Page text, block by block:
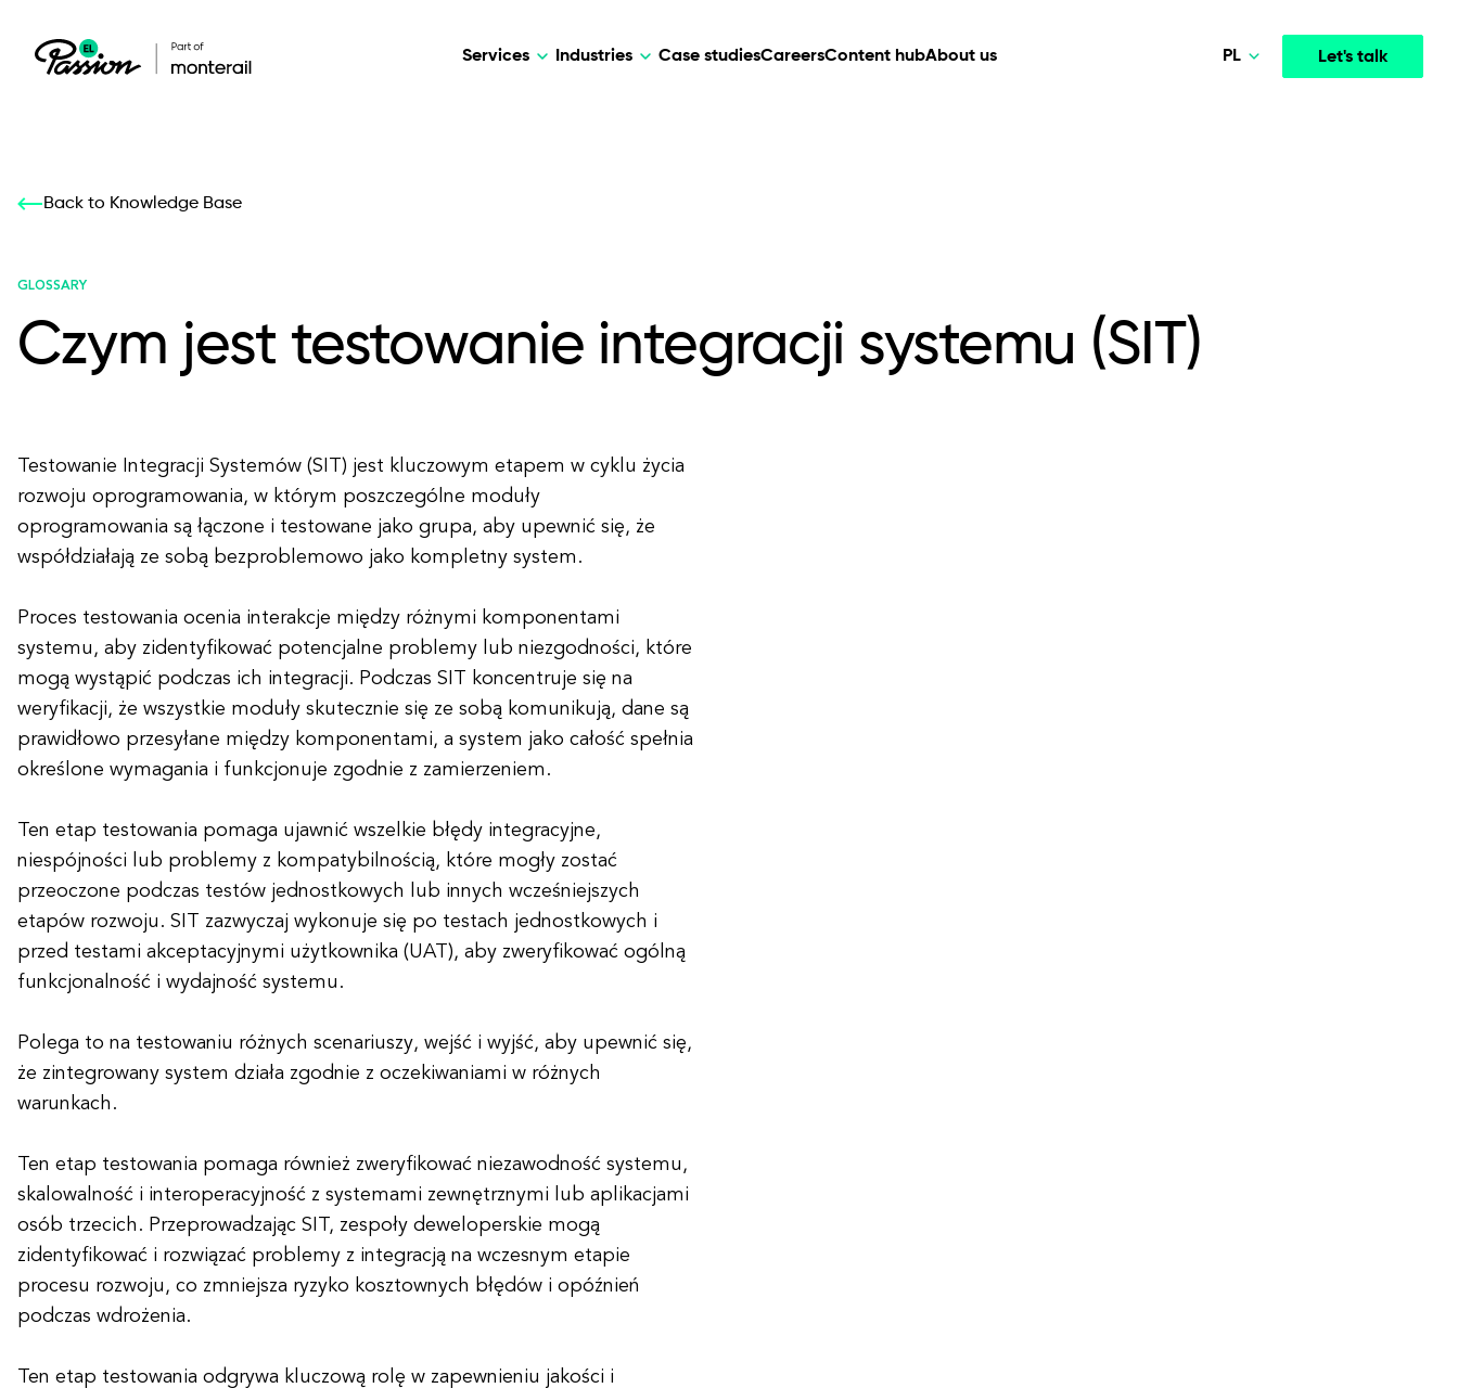
Services
Our services: build,
All services
Industries
Our services: build,
Case studiesCareersContent hubAbout us Let's talk
PL
Back to Knowledge Base
GLOSSARY
Czym jest testowanie integracji systemu (SIT)
Testowanie Integracji Systemów (SIT) jest kluczowym etapem w cyklu życia
rozwoju oprogramowania, w którym poszczególne moduły
oprogramowania są łączone i testowane jako grupa, aby upewnić się, że
współdziałają ze sobą bezproblemowo jako kompletny system.
Proces testowania ocenia interakcje między różnymi komponentami
systemu, aby zidentyfikować potencjalne problemy lub niezgodności, które
mogą wystąpić podczas ich integracji. Podczas SIT koncentruje się na
weryfikacji, że wszystkie moduły skutecznie się ze sobą komunikują, dane są
prawidłowo przesyłane między komponentami, a system jako całość spełnia
określone wymagania i funkcjonuje zgodnie z zamierzeniem.
Ten etap testowania pomaga ujawnić wszelkie błędy integracyjne,
niespójności lub problemy z kompatybilnością, które mogły zostać
przeoczone podczas testów jednostkowych lub innych wcześniejszych
etapów rozwoju. SIT zazwyczaj wykonuje się po testach jednostkowych i
przed testami akceptacyjnymi użytkownika (UAT), aby zweryfikować ogólną
funkcjonalność i wydajność systemu.
Polega to na testowaniu różnych scenariuszy, wejść i wyjść, aby upewnić się,
że zintegrowany system działa zgodnie z oczekiwaniami w różnych
warunkach.
Ten etap testowania pomaga również zweryfikować niezawodność systemu,
skalowalność i interoperacyjność z systemami zewnętrznymi lub aplikacjami
osób trzecich. Przeprowadzając SIT, zespoły deweloperskie mogą
zidentyfikować i rozwiązać problemy z integracją na wczesnym etapie
procesu rozwoju, co zmniejsza ryzyko kosztownych błędów i opóźnień
podczas wdrożenia.
Ten etap testowania odgrywa kluczową rolę w zapewnieniu jakości i